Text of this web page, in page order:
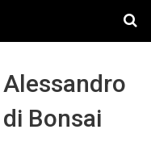
Bonsai